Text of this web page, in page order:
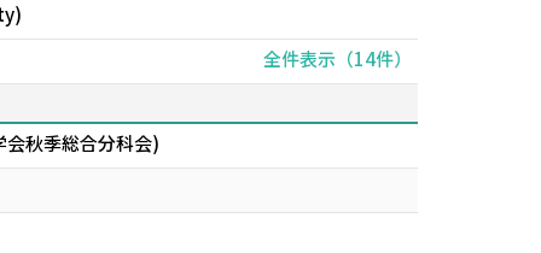
全件表示（14件）
秋季総合分科会)